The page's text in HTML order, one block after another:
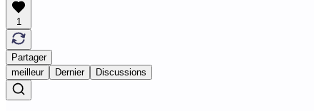
1
Partager
meilleur
Dernier Discussions